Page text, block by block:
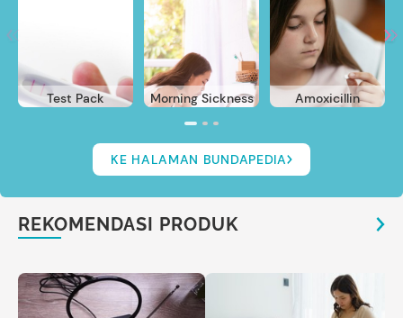
Test Pack Morning Sickness Amoxicillin
KE HALAMAN BUNDAPEDIA
REKOMENDASI PRODUK